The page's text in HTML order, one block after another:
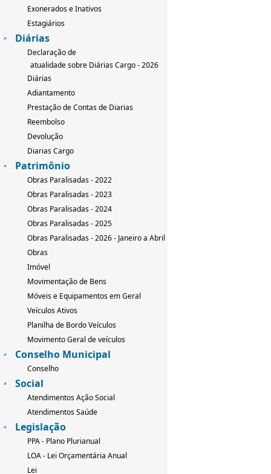
Exonerados e Inativos
Estagiários
Diárias
Declaração de
atualidade sobre Diárias Cargo - 2026
Diárias
Adiantamento
Prestação de Contas de Diarias
Reembolso
Devolução
Diarias Cargo
Patrimônio
Obras Paralisadas - 2022
Obras Paralisadas - 2023
Obras Paralisadas - 2024
Obras Paralisadas - 2025
Obras Paralisadas - 2026 - Janeiro a Abril
Obras
Imóvel
Movimentação de Bens
Móveis e Equipamentos em Geral
Veículos Ativos
Planilha de Bordo Veículos
Movimento Geral de veículos
Conselho Municipal
Conselho
Social
Atendimentos Ação Social
Atendimentos Saúde
Legislação
PPA - Plano Plurianual
LOA - Lei Orçamentária Anual
Lei